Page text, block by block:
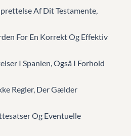
Af Dit Testamente,
For En Korrekt Og Effektiv
I Spanien, Også I Forhold
Regler, Der Gælder
Og Eventuelle